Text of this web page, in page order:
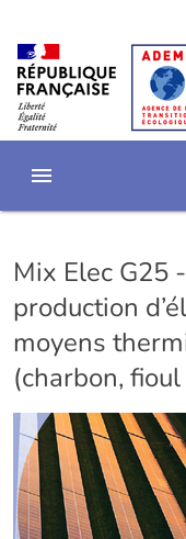
Mix Elec G25
production
moyens
(charbon,